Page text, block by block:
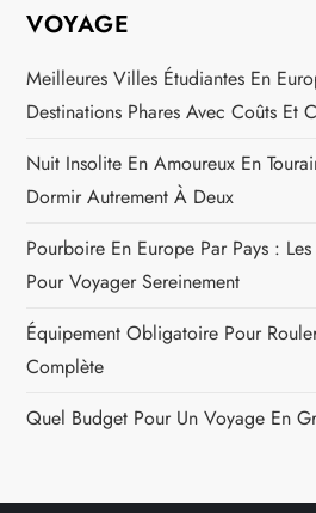
VOYAGE
Meilleures Villes Étudiantes En
Destinations Phares Avec Coûts Et
Nuit Insolite En Amoureux En
Dormir Autrement À Deux
Pourboire En Europe Par Pays :
Pour Voyager Sereinement
Équipement Obligatoire Pour
Complète
Quel Budget Pour Un Voyage En